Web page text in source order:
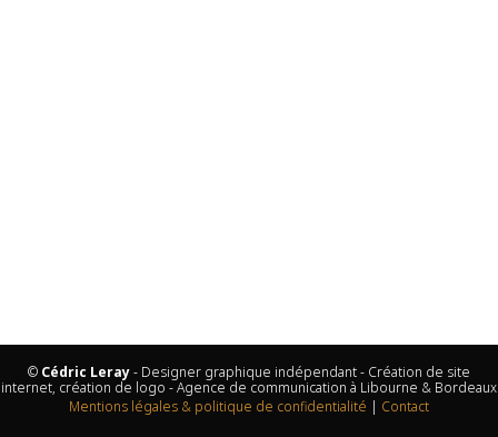
© Cédric Leray- Designer graphique indépendant - Création de site
internet, création de logo - Agence de communication à Libourne & Bordeaux
Mentions légales & politique de confidentialité | Contact